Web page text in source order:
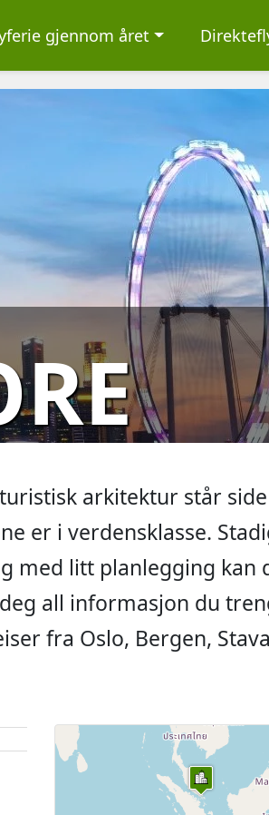
gjennom året
arkitektur står
er i verdensklasse.
med litt planlegging kan
all informasjon du
fra Oslo, Bergen,